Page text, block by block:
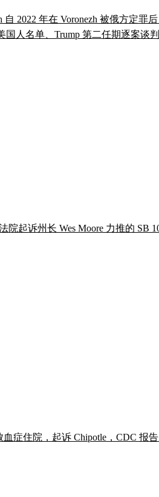
自 2022 年在 Voronezh 被俄方定
人名单、Trump 第二任期逐案谈
院起诉州长 Wes Moore 力推的
住院，起诉 Chipotle，CDC 报告